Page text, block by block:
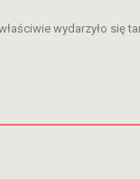
wydarzyło się